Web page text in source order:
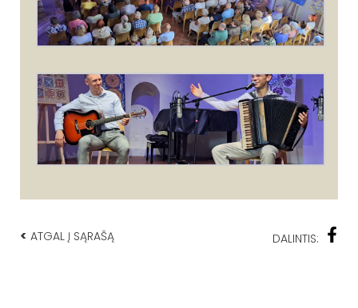
< ATGAL Į SĄRAŠĄ DALINTIS: